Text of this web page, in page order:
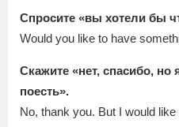
Спросите «вы хотели бы
Would you like to have
Скажите «нет, спасибо,
поесть».
No, thank you. But I would